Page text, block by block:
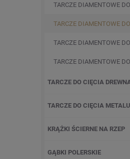
TARCZE DIAMENTOWE
TARCZE DIAMENTOWE
TARCZE DIAMENTOWE
TARCZE DIAMENTOWE
TARCZE DO CIĘCIA
TARCZE DO CIĘCIA METALU
KRĄŻKI ŚCIERNE NA RZEP
GĄBKI POLERSKIE